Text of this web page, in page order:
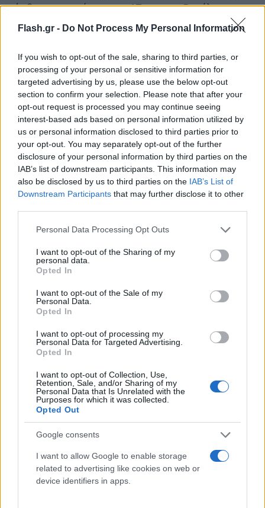
Flash.gr - Do Not Process My Personal Information
If you wish to opt-out of the sale, sharing to third parties, or
processing of your personal or sensitive information for
targeted advertising by us, please use the below opt-out
section to confirm your selection. Please note that after your
opt-out request is processed you may continue seeing
interest-based ads based on personal information utilized by
us or personal information disclosed to third parties prior to
your opt-out. You may separately opt-out of the further
disclosure of your personal information by third parties on the
IAB’s list of downstream participants. This information may
also be disclosed by us to third parties on the IAB’s List of
Downstream Participants that may further disclose it to other
Please note that this website/app uses one or more Google
not limited to your visit or usage behaviour. You may click to
grant or deny consent to Google and its third-party tags to
use your data for below specified purposes in below Google
consent section.
Personal Data Processing Opt Outs
I want to opt-out of the Sharing of my
personal data.
Opted In
I want to opt-out of the Sale of my
Personal Data.
Opted In
I want to opt-out of processing my
Personal Data for Targeted Advertising.
Opted In
I want to opt-out of Collection, Use,
Retention, Sale, and/or Sharing of my
Personal Data that Is Unrelated with the
Purposes for which it was collected.
Opted Out
Google consents
I want to allow Google to enable storage
related to advertising like cookies on web or
device identifiers in apps.
πρόσθεσε ο πατέρας του 17χρονου Βασίλη ο
οποίος εργαζόταν ως ντελιβεράς και η μηχανή που
αντίθετο ρεύμα.
Ο οδηγός του αυτοκινήτου, ο οποίος σύμφωνα με
πληροφορίες είχε καταναλώσει αλκοόλ,